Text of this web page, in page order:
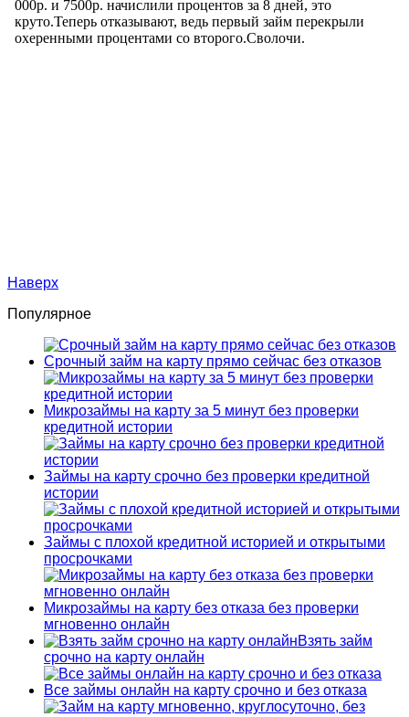
Наверх
Популярное
Срочный займ на карту прямо сейчас без отказов
Микрозаймы на карту за 5 минут без проверки
кредитной истории
Займы на карту срочно без проверки кредитной
истории
Займы с плохой кредитной историей и открытыми
просрочками
Микрозаймы на карту без отказа без проверки
мгновенно онлайн
Взять займ
срочно на карту онлайн
Все займы онлайн на карту срочно и без отказа